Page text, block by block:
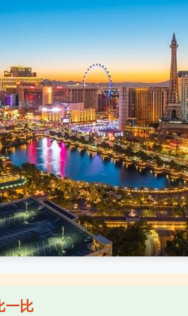
一比